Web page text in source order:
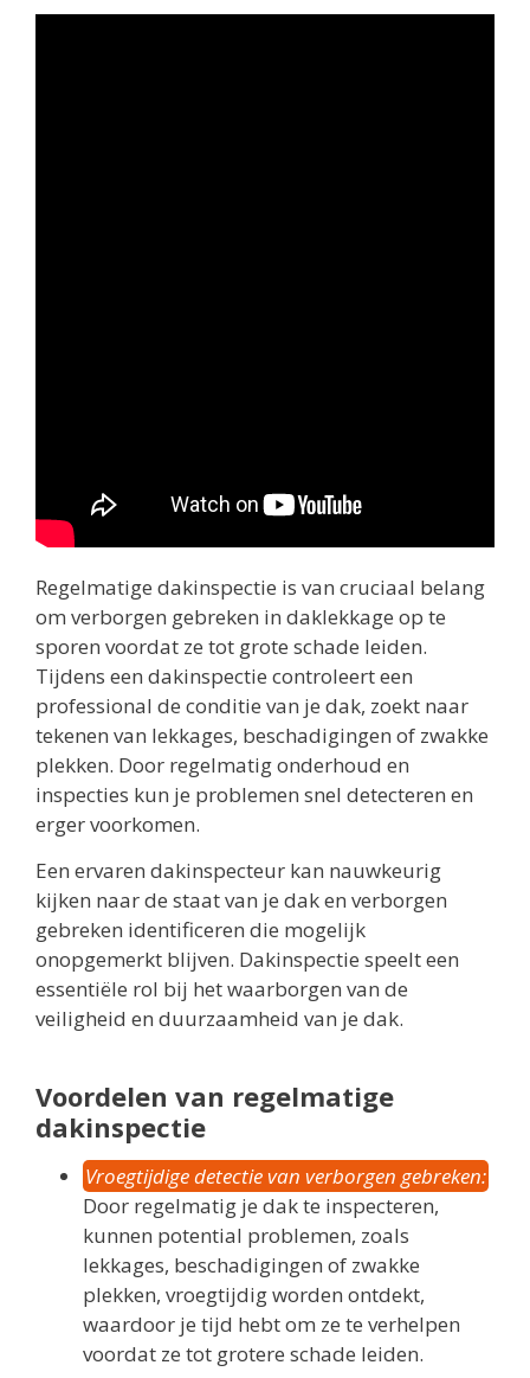
Regelmatige dakinspectie is van cruciaal belang
om verborgen gebreken in daklekkage op te
sporen voordat ze tot grote schade leiden.
Tijdens een dakinspectie controleert een
professional de conditie van je dak, zoekt naar
tekenen van lekkages, beschadigingen of zwakke
plekken. Door regelmatig onderhoud en
inspecties kun je problemen snel detecteren en
erger voorkomen.
Een ervaren dakinspecteur kan nauwkeurig
kijken naar de staat van je dak en verborgen
gebreken identificeren die mogelijk
onopgemerkt blijven. Dakinspectie speelt een
essentiële rol bij het waarborgen van de
veiligheid en duurzaamheid van je dak.
Voordelen van regelmatige
dakinspectie
Vroegtijdige detectie van verborgen gebreken:
Door regelmatig je dak te inspecteren,
kunnen potential problemen, zoals
lekkages, beschadigingen of zwakke
plekken, vroegtijdig worden ontdekt,
waardoor je tijd hebt om ze te verhelpen
voordat ze tot grotere schade leiden.